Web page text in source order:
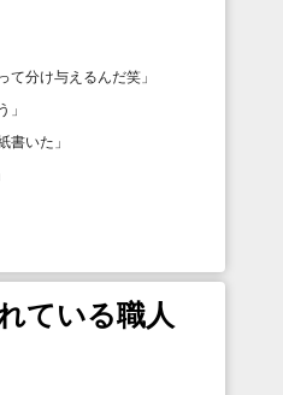
て分け与えるんだ笑 」
」
書いた 」
ている職人